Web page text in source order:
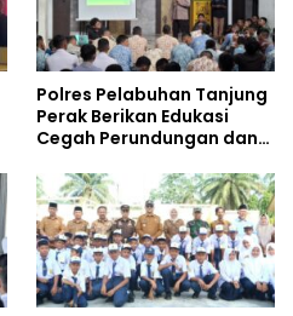
Polres Pelabuhan Tanjung
Perak Berikan Edukasi
Cegah Perundungan dan
kepada Pelajar MPLS